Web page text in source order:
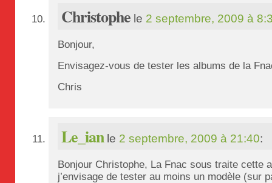
Christophe le 2 septembre, 2009 à
Bonjour,
Envisagez-vous de tester les albums de la
Chris
Le_ian le 2 septembre, 2009 à 21:40:
Bonjour Christophe, La Fnac sous traite cette
j’envisage de tester au moins un modèle (sur